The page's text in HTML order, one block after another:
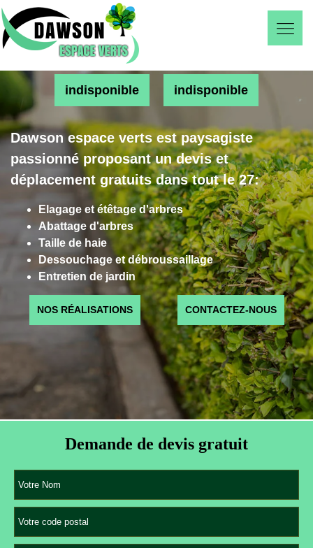
indisponible indisponible
Dawson espace verts est paysagiste
passionné proposant un devis et
déplacement gratuits dans tout le 27:
Elagage et étêtage d'arbres
Abattage d'arbres
Taille de haie
Dessouchage et débroussaillage
Entretien de jardin
NOS RÉALISATIONS CONTACTEZ-NOUS
Demande de devis gratuit